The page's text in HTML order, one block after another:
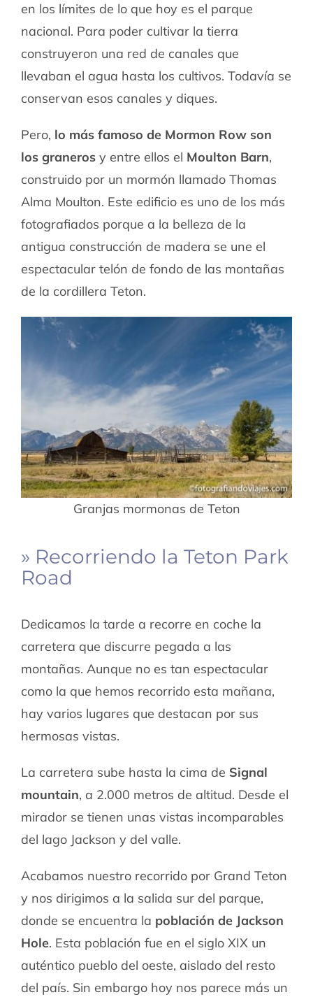
en los límites de lo que hoy es el parque
nacional. Para poder cultivar la tierra
construyeron una red de canales que
llevaban el agua hasta los cultivos. Todavía se
conservan esos canales y diques.
Pero, lo más famoso de Mormon Row son
los granerosy entre ellos el Moulton Barn,
construido por un mormón llamado Thomas
Alma Moulton. Este edificio es uno de los más
fotografiados porque a la belleza de la
antigua construcción de madera se une el
espectacular telón de fondo de las montañas
de la cordillera Teton.
Granjas mormonas de Teton
» Recorriendo la Teton Park
Road
Dedicamos la tarde a recorre en coche la
carretera que discurre pegada a las
montañas. Aunque no es tan espectacular
como la que hemos recorrido esta mañana,
hay varios lugares que destacan por sus
hermosas vistas.
La carretera sube hasta la cima de Signal
mountain, a 2.000 metros de altitud. Desde el
mirador se tienen unas vistas incomparables
del lago Jackson y del valle.
Acabamos nuestro recorrido por Grand Teton
y nos dirigimos a la salida sur del parque,
donde se encuentra la población de Jackson
Hole. Esta población fue en el siglo XIX un
auténtico pueblo del oeste, aislado del resto
del país. Sin embargo hoy nos parece más un